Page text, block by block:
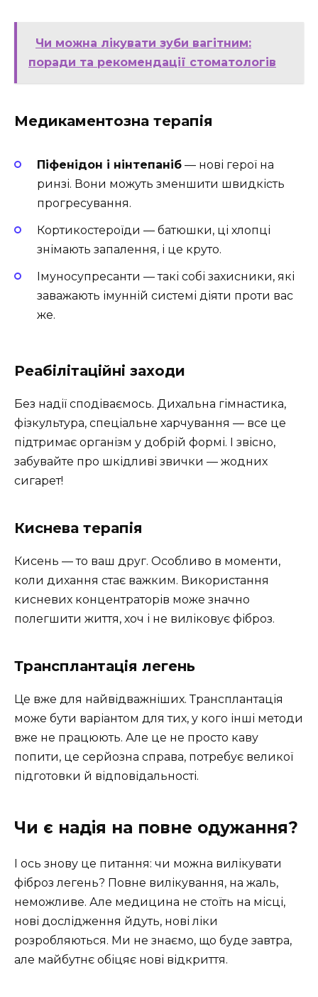
Чи можна лікувати зуби вагітним:
поради та рекомендації стоматологів
Медикаментозна терапія
Піфенідон і нінтепаніб — нові герої на
ринзі. Вони можуть зменшити швидкість
прогресування.
Кортикостероїди — батюшки, ці хлопці
знімають запалення, і це круто.
Імуносупресанти — такі собі захисники, які
заважають імунній системі діяти проти вас
же.
Реабілітаційні заходи
Без надії сподіваємось. Дихальна гімнастика,
фізкультура, спеціальне харчування — все це
підтримає організм у добрій формі. І звісно,
забувайте про шкідливі звички — жодних
сигарет!
Киснева терапія
Кисень — то ваш друг. Особливо в моменти,
коли дихання стає важким. Використання
кисневих концентраторів може значно
полегшити життя, хоч і не виліковує фіброз.
Трансплантація легень
Це вже для найвідважніших. Трансплантація
може бути варіантом для тих, у кого інші методи
вже не працюють. Але це не просто каву
попити, це серйозна справа, потребує великої
підготовки й відповідальності.
Чи є надія на повне одужання?
І ось знову це питання: чи можна вилікувати
фіброз легень? Повне вилікування, на жаль,
неможливе. Але медицина не стоїть на місці,
нові дослідження йдуть, нові ліки
розробляються. Ми не знаємо, що буде завтра,
але майбутнє обіцяє нові відкриття.